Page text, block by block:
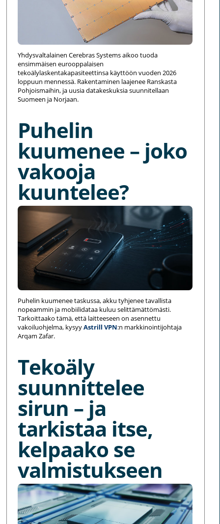
Yhdysvaltalainen Cerebras Systems aikoo tuoda
ensimmäisen eurooppalaisen
tekoälylaskentakapasiteettinsa käyttöön vuoden 2026
loppuun mennessä. Rakentaminen laajenee Ranskasta
Pohjoismaihin, ja uusia datakeskuksia suunnitellaan
Suomeen ja Norjaan.
Puhelin
kuumenee – joko
vakooja
kuuntelee?
Puhelin kuumenee taskussa, akku tyhjenee tavallista
nopeammin ja mobiilidataa kuluu selittämättömästi.
Tarkoittaako tämä, että laitteeseen on asennettu
vakoiluohjelma, kysyyAstrill VPN:n markkinointijohtaja
Arqam Zafar.
Tekoäly
suunnittelee
sirun – ja
tarkistaa itse,
kelpaako se
valmistukseen